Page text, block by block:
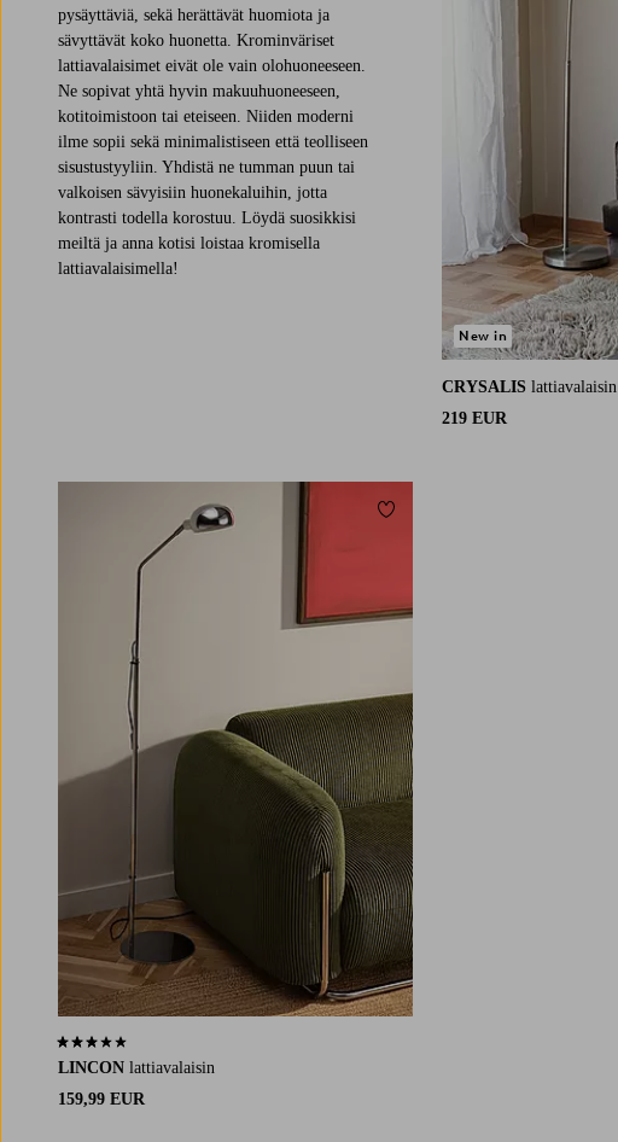
pysäyttäviä, sekä herättävät huomiota ja
sävyttävät koko huonetta. Krominväriset
lattiavalaisimet eivät ole vain olohuoneeseen.
Ne sopivat yhtä hyvin makuuhuoneeseen,
kotitoimistoon tai eteiseen. Niiden moderni
ilme sopii sekä minimalistiseen että teolliseen
sisustustyyliin. Yhdistä ne tumman puun tai
valkoisen sävyisiin huonekaluihin, jotta
kontrasti todella korostuu. Löydä suosikkisi
meiltä ja anna kotisi loistaa kromisella
lattiavalaisimella!
CRYSALIS lattiavalaisin
219 EUR
New in
LINCON lattiavalaisin
159,99 EUR
3,0 perustuen 1 arvosanaan
Lisää suosikkeihin